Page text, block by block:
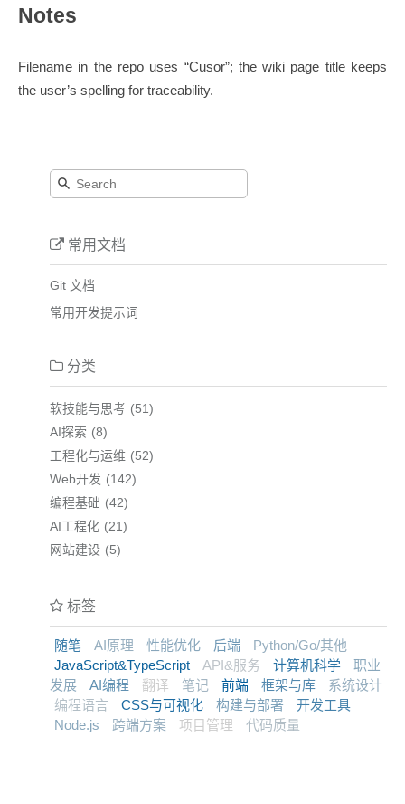
Notes
Filename in the repo uses “Cusor”; the wiki page title keeps
the user’s spelling for traceability.
常用文档
Git 文档
常用开发提示词
分类
软技能与思考
51
AI探索
8
工程化与运维
52
Web开发
142
编程基础
42
AI工程化
21
网站建设
5
标签
随笔 AI原理 性能优化 后端
Python/Go/其他
JavaScript&TypeScript
API&服务 计算机科学
职业
发展
AI编程 翻译 笔记 前端 框架与库
系统设计
编程语言
CSS与可视化 构建与部署
开发工具
Node.js
跨端方案 项目管理 代码质量